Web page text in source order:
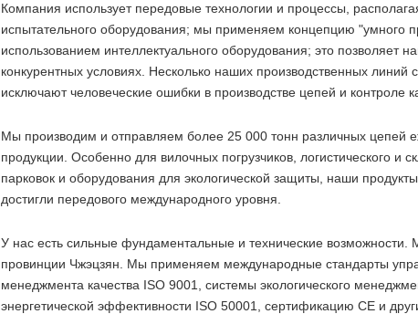
Компания использует передовые технологии и процессы,
испытательного оборудования; мы применяем концепцию "умного
использованием интеллектуального оборудования; это позволяет
конкурентных условиях. Несколько наших производственных
исключают человеческие ошибки в производстве цепей и контроле
Мы производим и отправляем более 25 000 тонн различных цепей
продукции. Особенно для вилочных погрузчиков, логистического и
парковок и оборудования для экологической защиты, наши
достигли передового международного уровня.
У нас есть сильные фундаментальные и технические
провинции Чжэцзян. Мы применяем международные стандарты
менеджмента качества ISO 9001, системы экологического
энергетической эффективности ISO 50001, сертификацию CE и